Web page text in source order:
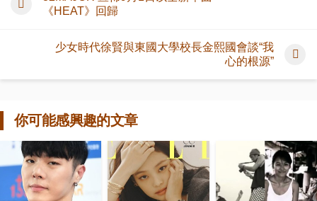
《HEAT》回歸
少女時代徐賢與東國大學校長金熙國會談“我
心的根源”
你可能感興趣的文章